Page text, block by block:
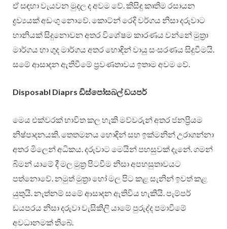
ඒ සඳහා වැයවන මුදල ද අවම වේ. කිසිඳු කෘතිම රසායන
ද්‍රව්‍යයක් අඩංගු නොවේ. කොට්න් රෙදි වර්ගය නිසා දරුවාට
හානියක් සිදුනොවන අතර විශේෂම කාරණය වන්නේ මුත්‍රා
මාර්ගය හා ගුද මාර්ගය අතර හොඳින් වායු සංසරණය සිදුවීමයි.
සමේ ආසාදන ඇතිවීමේ ප්‍රවණතාවය ඉතාම අවම වේ.
Disposabl Diaprs ඩිස්පෝසබල් ඩයපර්
මෙය එක්වරක් භාවිත කල හැකි මව්වරුන් අතර ජනප්‍රියම
නිෂ්පාදනයකි. තෙතමනය හොඳින් සහ ඉක්මනින් උරාගන්නා
අතර මිලෙන් අධිකය. දරුවාට මෙයින් පහසුවක් දැනේ. ගමන්
බිමන් යාමේ දී මල මුත්‍ර පිටවීම නිසා අපහසුතාවයට
පත්නොවේ. නමුත් මුත්‍රා හෝ මල පිට කළ සැනින් ඉවත් කළ
යුතුයි. නැත්නම් සමේ ආසාදන ඇතිවිය හැකියි. පැම්පර්
ඩයපරය නිසා දරුවා වැසිකිලි යාමේ පුරුද්ද පමාවීමේ
අවධානමක් තිබේ.